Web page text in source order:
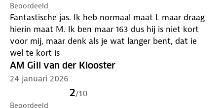
Beoordeeld
Fantastische jas. Ik heb normaal maat L maar draag
hierin maat M. Ik ben maar 163 dus hij is niet kort
voor mij, maar denk als je wat langer bent, dat ie
wel te kort is
AM Gill van der Klooster
24 januari 2026
2/10
Beoordeeld